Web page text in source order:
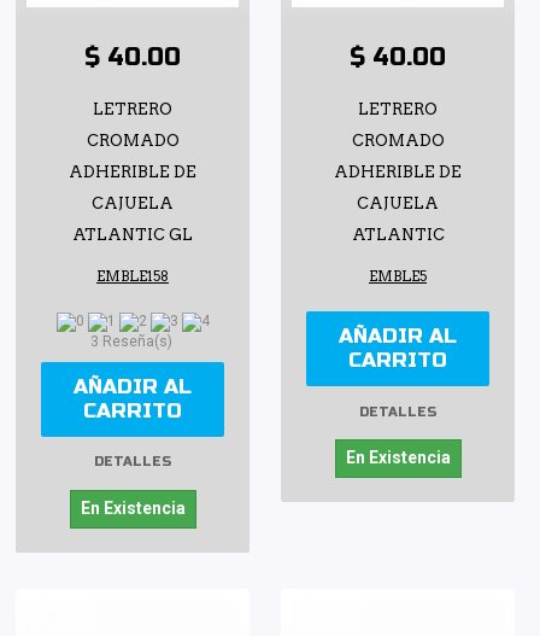
$ 40.00
LETRERO
CROMADO
ADHERIBLE DE
CAJUELA
ATLANTIC GL
EMBLE158
3 Reseña(s)
AÑADIR AL
CARRITO
DETALLES
En Existencia
$ 40.00
LETRERO
CROMADO
ADHERIBLE DE
CAJUELA
ATLANTIC
EMBLE5
AÑADIR AL
CARRITO
DETALLES
En Existencia